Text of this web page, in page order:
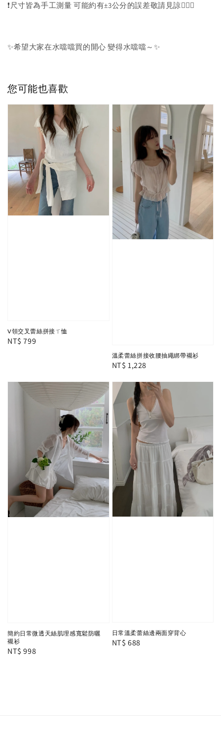
❗️尺寸皆為手工測量 可能約有±3公分的誤差敬請見諒🙇🏻‍♀️
✨希望大家在水噹噹買的開心 變得水噹噹～✨
您可能也喜歡
V領交叉蕾絲拼接ㄒ恤
Regular
NT$ 799
溫柔蕾絲拼接收腰抽繩綁帶襯衫
Regular
NT$ 1,228
簡約日常微透天絲肌理感寬鬆防曬
襯衫
Regular
NT$ 998
日常溫柔蕾絲邊兩面穿背心
Regular
NT$ 688